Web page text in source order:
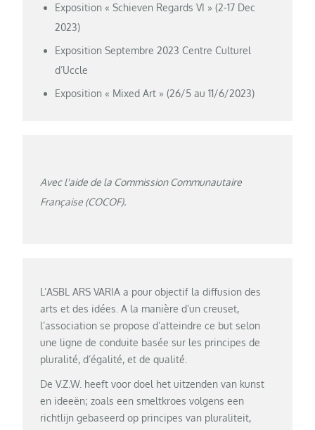
Exposition « Schieven Regards VI » (2-17 Dec
2023)
Exposition Septembre 2023 Centre Culturel
d’Uccle
Exposition « Mixed Art » (26/5 au 11/6/2023)
Avec l'aide de la Commission Communautaire
Française (COCOF).
L’ASBL ARS VARIA a pour objectif la diffusion des
arts et des idées. A la manière d’un creuset,
l’association se propose d’atteindre ce but selon
une ligne de conduite basée sur les principes de
pluralité, d’égalité, et de qualité.
De V.Z.W. heeft voor doel het uitzenden van kunst
en ideeën; zoals een smeltkroes volgens een
richtlijn gebaseerd op principes van pluraliteit,